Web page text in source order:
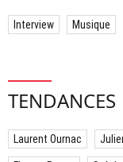
Interview Musique
TENDANCES
Laurent Ournac